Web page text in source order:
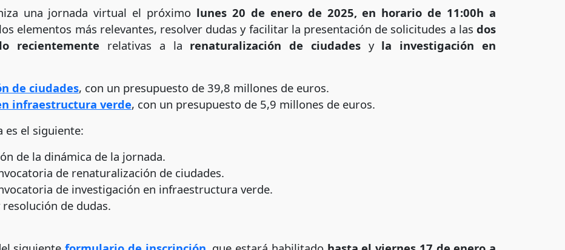
una jornada virtual el próximo lunes 20 de enero de 2025, en horario de 11:00h a
elementos más relevantes, resolver dudas y facilitar la presentación de solicitudes a lasdos
recientemente relativas a la renaturalización de ciudadesy la investigación en
de ciudades, con un presupuesto de 39,8 millones de euros.
infraestructura verde, con un presupuesto de 5,9 millones de euros.
es el siguiente:
de la dinámica de la jornada.
de renaturalización de ciudades.
de investigación en infraestructura verde.
de dudas.